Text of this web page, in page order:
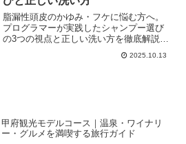
脂漏性頭皮のかゆみ・フケに悩む方へ。
プログラマーが実践したシャンプー選び
の3つの視点と正しい洗い方を徹底解説。
医薬部外品の薬用スカルプケアセット情
報や、生活習慣の見直し方まで、健やか
2025.10.13
甲府観光モデルコース｜温泉・ワイナリ
ー・グルメを満喫する旅行ガイド